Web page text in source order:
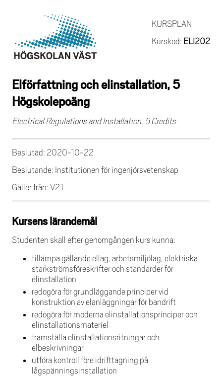
KURSPLAN
Kurskod: ELI202
Elförfattning och elinstallation, 5
Högskolepoäng
Electrical Regulations and Installation, 5 Credits
Beslutad: 2020-10-22
Beslutande: Institutionen för ingenjörsvetenskap
Gäller från: V21
Kursens lärandemål
Studenten skall efter genomgången kurs kunna:
tillämpa gällande ellag, arbetsmiljölag, elektriska
starkströmsföreskrifter och standarder för
elinstallation
redogöra för grundläggande principer vid
konstruktion av elanläggningar för bandrift
redogöra för moderna elinstallationsprinciper och
elinstallationsmateriel
framställa elinstallationsritningar och
elbeskrivningar
utföra kontroll före idrifttagning på
lågspänningsinstallation